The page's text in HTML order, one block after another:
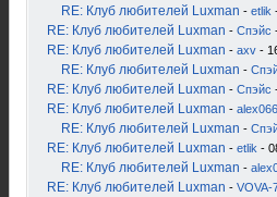
RE: Клуб любителей Luxman - etlik
RE: Клуб любителей Luxman - Спэйс
RE: Клуб любителей Luxman - axv -
RE: Клуб любителей Luxman -
RE: Клуб любителей Luxman - Спэйс
RE: Клуб любителей Luxman -
RE: Клуб любителей Luxman -
RE: Клуб любителей Luxman - etlik -
RE: Клуб любителей Luxman -
RE: Клуб любителей Luxman - VOVA-